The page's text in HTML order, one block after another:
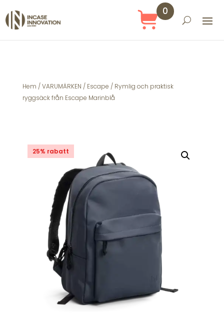
0
Hem /VARUMÄRKEN / Escape / Rymlig och praktisk
ryggsäck från Escape Marinblå
25% rabatt